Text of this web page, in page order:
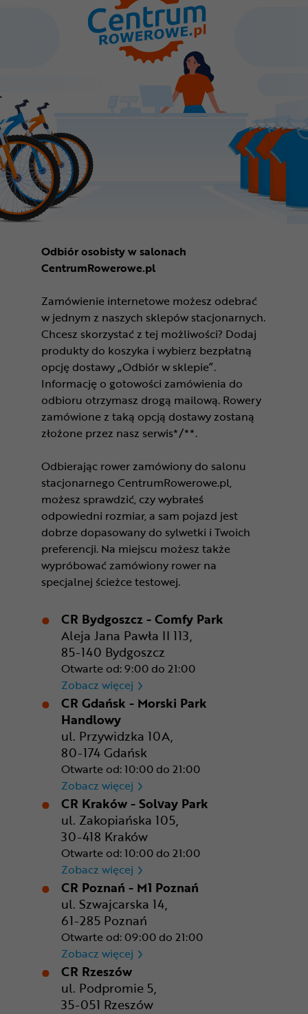
Odbiór osobisty w salonach
CentrumRowerowe.pl
Zamówienie internetowe możesz odebrać
w jednym z naszych sklepów stacjonarnych.
Chcesz skorzystać z tej możliwości? Dodaj
produkty do koszyka i wybierz bezpłatną
opcję dostawy „Odbiór w sklepie”.
Informację o gotowości zamówienia do
odbioru otrzymasz drogą mailową. Rowery
zamówione z taką opcją dostawy zostaną
złożone przez nasz serwis*/**.
Odbierając rower zamówiony do salonu
stacjonarnego CentrumRowerowe.pl,
możesz sprawdzić, czy wybrałeś
odpowiedni rozmiar, a sam pojazd jest
dobrze dopasowany do sylwetki i Twoich
preferencji. Na miejscu możesz także
wypróbować zamówiony rower na
specjalnej ścieżce testowej.
CR Bydgoszcz - Comfy Park
Aleja Jana Pawła II 113,
85-140 Bydgoszcz
Otwarte od: 9:00 do 21:00
Zobacz więcej CR Bydgoszcz - Comfy Park
CR Gdańsk - Morski Park
Handlowy
ul. Przywidzka 10A,
80-174 Gdańsk
Otwarte od: 10:00 do 21:00
Zobacz więcej CR Gdańsk - Morski Park
CR Kraków - Solvay Park
ul. Zakopiańska 105,
30-418 Kraków
Otwarte od: 10:00 do 21:00
Zobacz więcej CR Kraków - Solvay Park
CR Poznań - M1 Poznań
ul. Szwajcarska 14,
61-285 Poznań
Otwarte od: 09:00 do 21:00
Zobacz więcej CR Poznań - M1 Poznań
CR Rzeszów
ul. Podpromie 5,
35-051 Rzeszów